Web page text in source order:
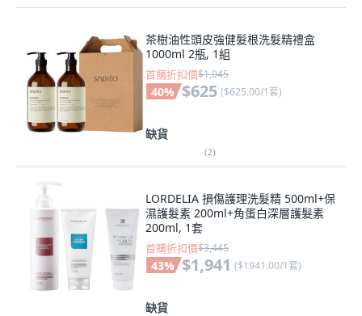
茶樹油性頭皮強健髮根洗髮精禮盒
1000ml 2瓶, 1組
首購折扣價$1,045
40% $625 ($625.00/1套)
缺貨
(2)
LORDELIA 損傷護理洗髮精 500ml+保
濕護髮素 200ml+角蛋白深層護髮素
200ml, 1套
首購折扣價$3,445
43% $1,941 ($1941.00/1套)
缺貨